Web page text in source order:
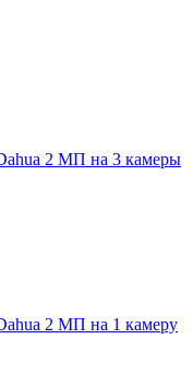
2 МП на 3 камеры
2 МП на 1 камеру